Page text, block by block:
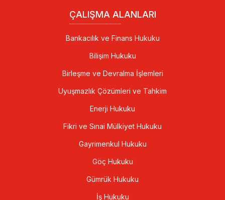
ÇALIŞMA ALANLARI
Bankacılık ve Finans Hukuku
Bilişim Hukuku
Birleşme ve Devralma İşlemleri
Uyuşmazlık Çözümleri ve Tahkim
Enerji Hukuku
Fikri ve Sınai Mülkiyet Hukuku
Gayrimenkul Hukuku
Göç Hukuku
Gümrük Hukuku
İş Hukuku